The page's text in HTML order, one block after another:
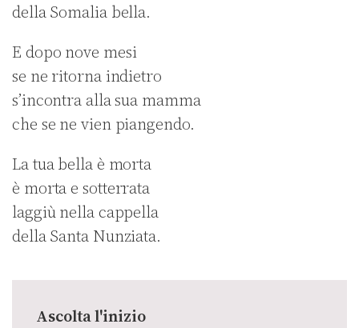
della Somalia bella.
E dopo nove mesi
se ne ritorna indietro
s’incontra alla sua mamma
che se ne vien piangendo.
La tua bella è morta
è morta e sotterrata
laggiù nella cappella
della Santa Nunziata.
Ascolta l'inizio